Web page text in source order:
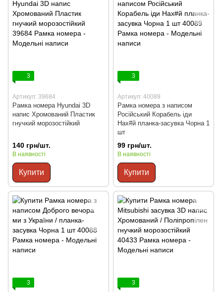
3
Артикул: 39684
Рамка номера Hyundai 3D
напис Хромований Пластик
гнучкий морозостійкий
140 грн/шт.
В наявності
Купити
3
Артикул: 40089
Рамка номера з написом
Російський Корабель іди
Нах#й планка-засувка Чорна 1
шт
99 грн/шт.
В наявності
Купити
3 3